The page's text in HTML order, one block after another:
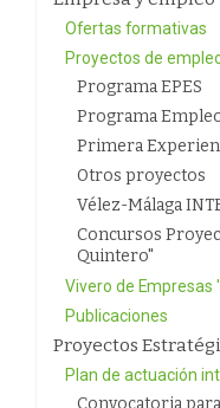
Ofertas formativas
Proyectos de
Programa EPES
Programa
Primera
Otros proyectos
Vélez-Málaga
Concursos
Quintero"
Vivero de Empresas
Publicaciones
Proyectos
Plan de actuación
Convocatoria